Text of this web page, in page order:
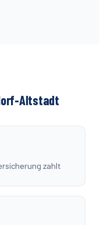
Altstadt
zahlt